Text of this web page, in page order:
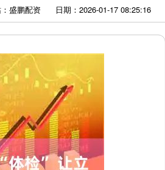
盛鹏配资 日期：2026-01-17 08:25:16